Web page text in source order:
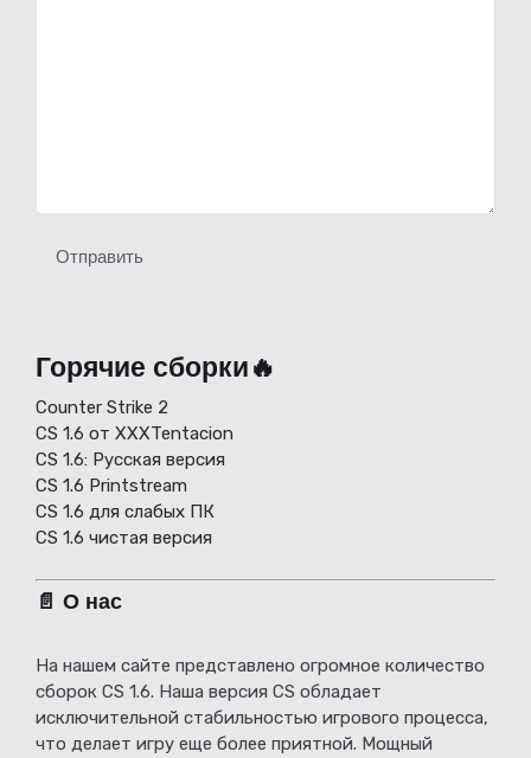
Отправить
Горячие сборки🔥
Counter Strike 2
CS 1.6 от XXXTentacion
СS 1.6: Русская версия
CS 1.6 Printstream
CS 1.6 для слабых ПК
CS 1.6 чистая версия
📄 О нас
На нашем сайте представлено огромное количество
сборок CS 1.6. Наша версия CS обладает
исключительной стабильностью игрового процесса,
что делает игру еще более приятной. Мощный